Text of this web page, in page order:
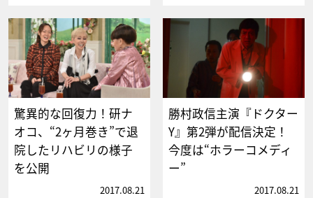
驚異的な回復力！研ナ
オコ、“2ヶ月巻き”で退
院したリハビリの様子
を公開
2017.08.21
勝村政信主演『ドクター
Y』第2弾が配信決定！
今度は“ホラーコメディ
ー”
2017.08.21